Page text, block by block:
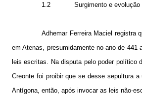
1.2 Surgimento e
Adhemar Ferreira Maciel registra
em Atenas, presumidamente no ano de 441
leis escritas. Na disputa pelo poder político
Creonte foi proibir que se desse sepultura
Antígona, então, após invocar as leis não-